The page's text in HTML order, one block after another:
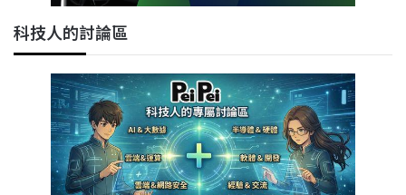
科技人的討論區